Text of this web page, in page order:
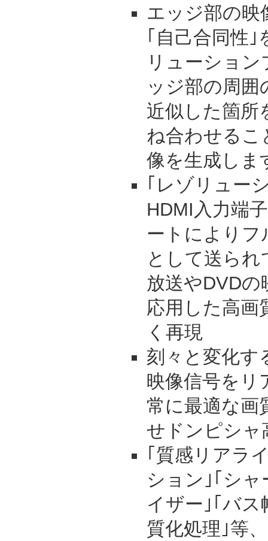
エッジ部の映
｢自己合同性
リューショ
ッジ部の周囲
近似した箇所
ね合わせるこ
像を生成しま
｢レゾリュー
HDMI入力端
ートによりフ
として送ら
放送やDVDの
応用した高画
く再現
刻々と変化す
映像信号をリ
常に最適な画
せドンピシャ
｢質感リアラ
ション｣｢シ
イザー｣｢バ
質化処理｣等